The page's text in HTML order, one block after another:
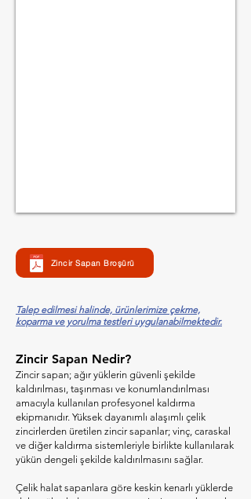
Zincir Sapan Broşürü
Talep edilmesi halinde, ürünlerimize çekme,
koparma ve yorulma testleri uygulanabilmektedir.
Zincir Sapan Nedir?
Zincir sapan; ağır yüklerin güvenli şekilde
kaldırılması, taşınması ve konumlandırılması
amacıyla kullanılan profesyonel kaldırma
ekipmanıdır. Yüksek dayanımlı alaşımlı çelik
zincirlerden üretilen zincir sapanlar; vinç, caraskal
ve diğer kaldırma sistemleriyle birlikte kullanılarak
yükün dengeli şekilde kaldırılmasını sağlar.
Çelik halat sapanlara göre keskin kenarlı yüklerde